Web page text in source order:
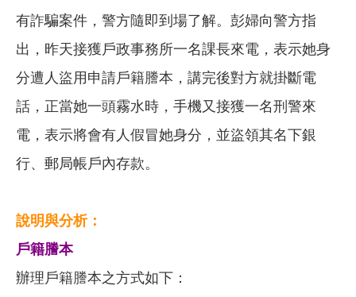
有詐騙案件，警方隨即到場了解。彭婦向警方指
出，昨天接獲戶政事務所一名課長來電，表示她身
分遭人盜用申請戶籍謄本，講完後對方就掛斷電
話，正當她一頭霧水時，手機又接獲一名刑警來
電，表示將會有人假冒她身分，並盜領其名下銀
行、郵局帳戶內存款。
說明與分析：
戶籍謄本
辦理戶籍謄本之方式如下：